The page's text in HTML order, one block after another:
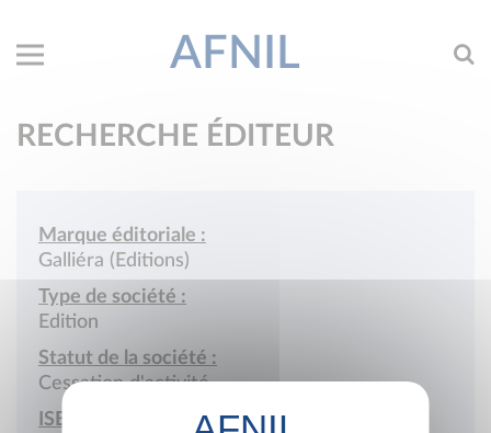
AFNIL
RECHERCHE ÉDITEUR
Marque éditoriale :
Galliéra (Editions)
Type de société :
Edition
Statut de la société :
Cessation d'activité
ISBN :